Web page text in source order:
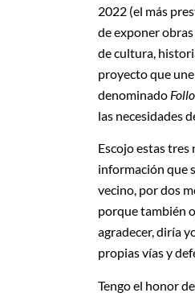
2022 (el más
de exponer
de cultura,
proyecto que
denominado
las necesidades
Escojo estas tres
información que
vecino, por dos
porque también
agradecer, diría
propias vías y
Tengo el honor